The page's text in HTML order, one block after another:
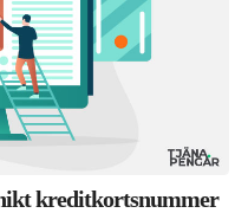
kreditkortsnummer